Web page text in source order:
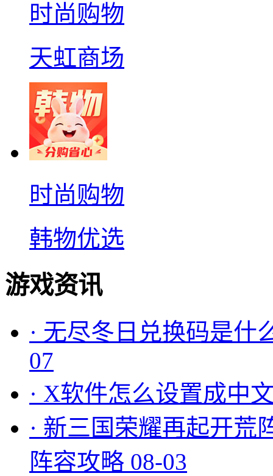
时尚购物
天虹商场
时尚购物
韩物优选
游戏资讯
· 无尽冬日兑换码是什
07
· X软件怎么设置成中
· 新三国荣耀再起开荒
阵容攻略 08-03